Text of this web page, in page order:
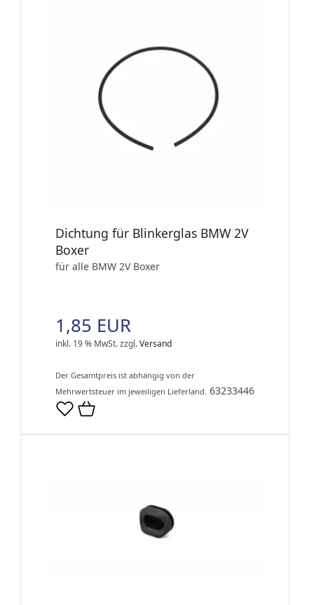
Dichtung für Blinkerglas BMW 2V
Boxer
für alle BMW 2V Boxer
1,85 EUR
inkl. 19 % MwSt.zzgl.Versand
Der Gesamtpreis ist abhängig von der
Mehrwertsteuer im jeweiligen Lieferland. 63233446